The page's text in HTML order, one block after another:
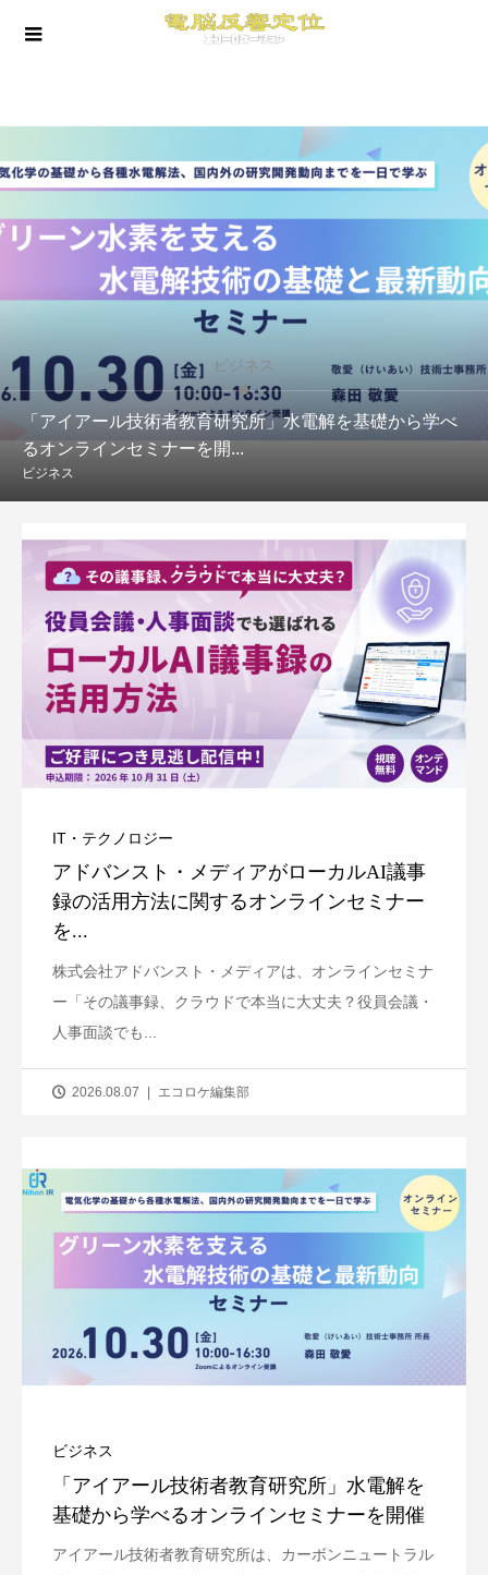
ビジネス
「アイアール技術者教育研究所」水電解を基礎から学べ
るオンラインセミナーを開...
ビジネス
IT・テクノロジー
アドバンスト・メディアがローカルAI議事
録の活用方法に関するオンラインセミナー
を...
株式会社アドバンスト・メディアは、オンラインセミナ
ー「その議事録、クラウドで本当に大丈夫？役員会議・
人事面談でも...
2026.08.07 エコロケ編集部
ビジネス
「アイアール技術者教育研究所」水電解を
基礎から学べるオンラインセミナーを開催
アイアール技術者教育研究所は、カーボンニュートラル